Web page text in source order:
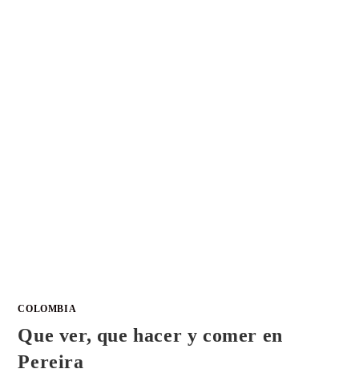
COLOMBIA
Que ver, que hacer y comer en
Pereira